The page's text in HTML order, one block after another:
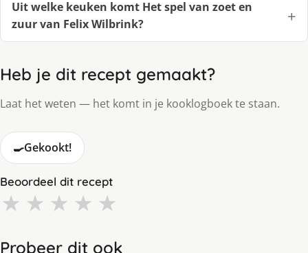
Uit welke keuken komt Het spel van zoet en
zuur van Felix Wilbrink?
Heb je dit recept gemaakt?
Laat het weten — het komt in je kooklogboek te staan.
🍳Gekookt!
Beoordeel dit recept
★ ★ ★ ★ ★
Probeer dit ook